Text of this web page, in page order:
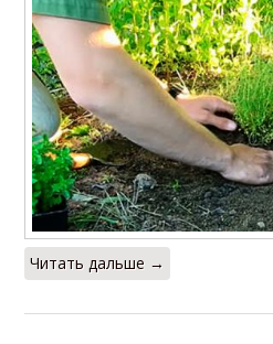
Читать дальше →